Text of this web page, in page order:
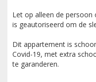
Let op alleen de
is geautoriseerd om de
Dit appartement is
Covid-19, met extra
te garanderen.